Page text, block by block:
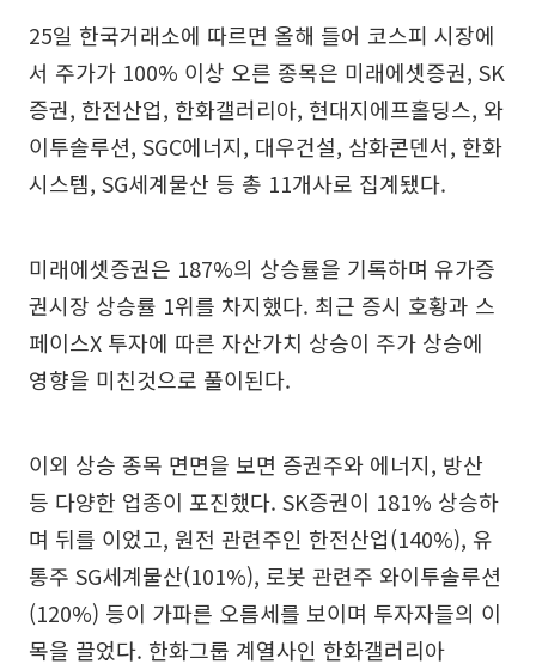
25일 한국거래소에 따르면 올해 들어 코스피 시장에
서 주가가 100% 이상 오른 종목은 미래에셋증권, SK
증권, 한전산업, 한화갤러리아, 현대지에프홀딩스, 와
이투솔루션, SGC에너지, 대우건설, 삼화콘덴서, 한화
시스템, SG세계물산 등 총 11개사로 집계됐다.
미래에셋증권은 187%의 상승률을 기록하며 유가증
권시장 상승률 1위를 차지했다. 최근 증시 호황과 스
페이스X 투자에 따른 자산가치 상승이 주가 상승에
영향을 미친것으로 풀이된다.
이외 상승 종목 면면을 보면 증권주와 에너지, 방산
등 다양한 업종이 포진했다. SK증권이 181% 상승하
며 뒤를 이었고, 원전 관련주인 한전산업(140%), 유
통주 SG세계물산(101%), 로봇 관련주 와이투솔루션
(120%) 등이 가파른 오름세를 보이며 투자자들의 이
목을 끌었다. 한화그룹 계열사인 한화갤러리아